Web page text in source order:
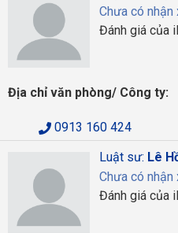
Chưa có nhận
Đánh giá của
Địa chỉ văn phòng/ Công ty:
0913 160 424
Luật sư: Lê
Chưa có nhận
Đánh giá của